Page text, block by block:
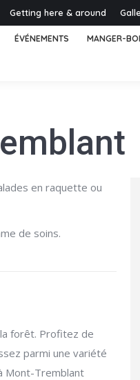
Getting here & around
ÉVÉNEMENTS MANGER-
en raquette ou
de soins.
forêt. Profitez de
parmi une variété
Mont-Tremblant